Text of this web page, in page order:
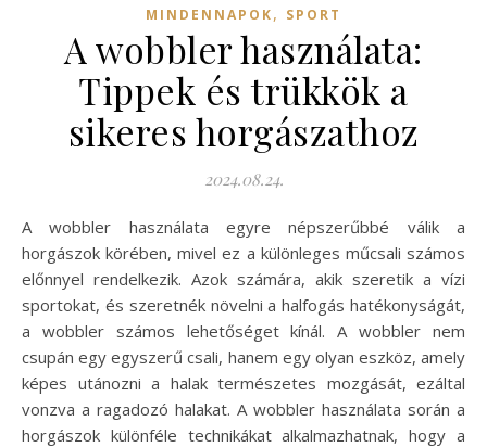
MINDENNAPOK, SPORT
A wobbler használata:
Tippek és trükkök a
sikeres horgászathoz
2024.08.24.
A wobbler használata egyre népszerűbbé válik a
horgászok körében, mivel ez a különleges műcsali számos
előnnyel rendelkezik. Azok számára, akik szeretik a vízi
sportokat, és szeretnék növelni a halfogás hatékonyságát,
a wobbler számos lehetőséget kínál. A wobbler nem
csupán egy egyszerű csali, hanem egy olyan eszköz, amely
képes utánozni a halak természetes mozgását, ezáltal
vonzva a ragadozó halakat. A wobbler használata során a
horgászok különféle technikákat alkalmazhatnak, hogy a